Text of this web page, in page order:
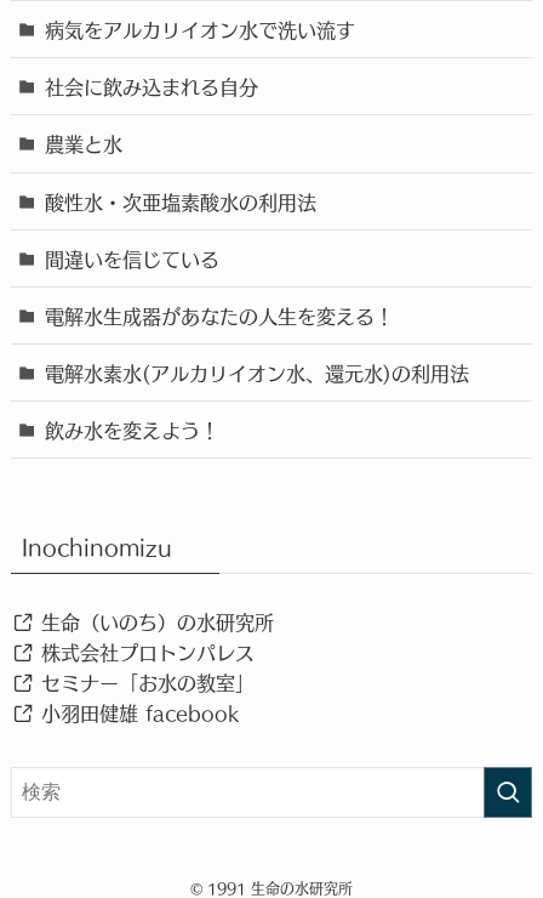
病気をアルカリイオン水で洗い流す
社会に飲み込まれる自分
農業と水
酸性水・次亜塩素酸水の利用法
間違いを信じている
電解水生成器があなたの人生を変える！
電解水素水(アルカリイオン水、還元水)の利用法
飲み水を変えよう！
Inochinomizu
生命（いのち）の水研究所
株式会社プロトンパレス
セミナー「お水の教室」
小羽田健雄 facebook
© 1991 生命の水研究所